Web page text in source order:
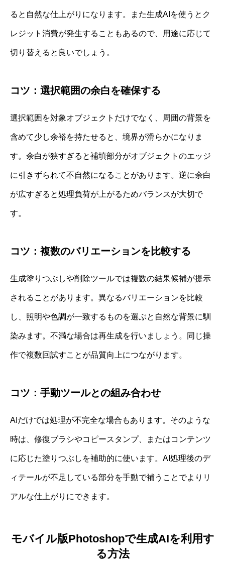
ると自然な仕上がりになります。また生成AIを使うとク
レジット消費が発生することもあるので、用途に応じて
切り替えると良いでしょう。
コツ：選択範囲の余白を確保する
選択範囲を対象オブジェクトだけでなく、周囲の背景を
含めて少し余裕を持たせると、境界が滑らかになりま
す。余白が狭すぎると補填部分がオブジェクトのエッジ
に引きずられて不自然になることがあります。逆に余白
が広すぎると処理負荷が上がるためバランスが大切で
す。
コツ：複数のバリエーションを比較する
生成塗りつぶしや削除ツールでは複数の結果候補が提示
されることがあります。異なるバリエーションを比較
し、照明や色調が一致するものを選ぶと自然な背景に馴
染みます。不満な場合は再生成を行いましょう。同じ操
作で複数回試すことが品質向上につながります。
コツ：手動ツールとの組み合わせ
AIだけでは処理が不完全な場合もあります。そのような
時は、修復ブラシやコピースタンプ、またはコンテンツ
に応じた塗りつぶしを補助的に使います。AI処理後のデ
ィテールが不足している部分を手動で補うことでよりリ
アルな仕上がりにできます。
モバイル版Photoshopで生成AIを利用す
る方法